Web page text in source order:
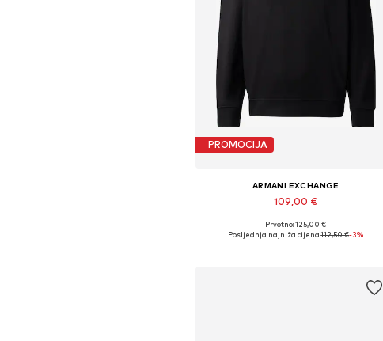
PROMOCIJA
ARMANI EXCHANGE
109,00 €
Dostupne veličine: XS, S, M, L, XL, XXL
Prvotno: 125,00 €
Posljednja najniža cijena:112,50 €-3%